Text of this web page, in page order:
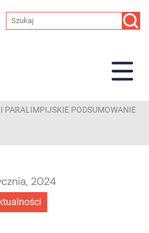
PARALIMPIJSKIE PODSUMOWANIE
2024